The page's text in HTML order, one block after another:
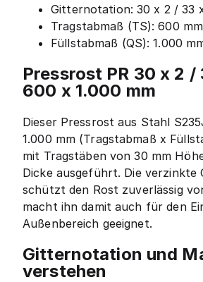
Gitternotation: 30 x 2 / 33
Tragstabmaß (TS): 600 mm
Füllstabmaß (QS): 1.000
Pressrost PR 30 x 2 /
600 x 1.000 mm
Dieser Pressrost aus Stahl
1.000 mm (Tragstabmaß x
mit Tragstäben von 30 mm
Dicke ausgeführt. Die verzinkte
schützt den Rost zuverlässig
macht ihn damit auch für den
Außenbereich geeignet.
Gitternotation und
verstehen